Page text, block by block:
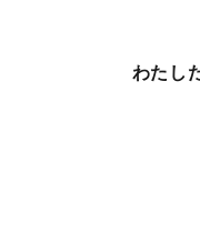
わたし